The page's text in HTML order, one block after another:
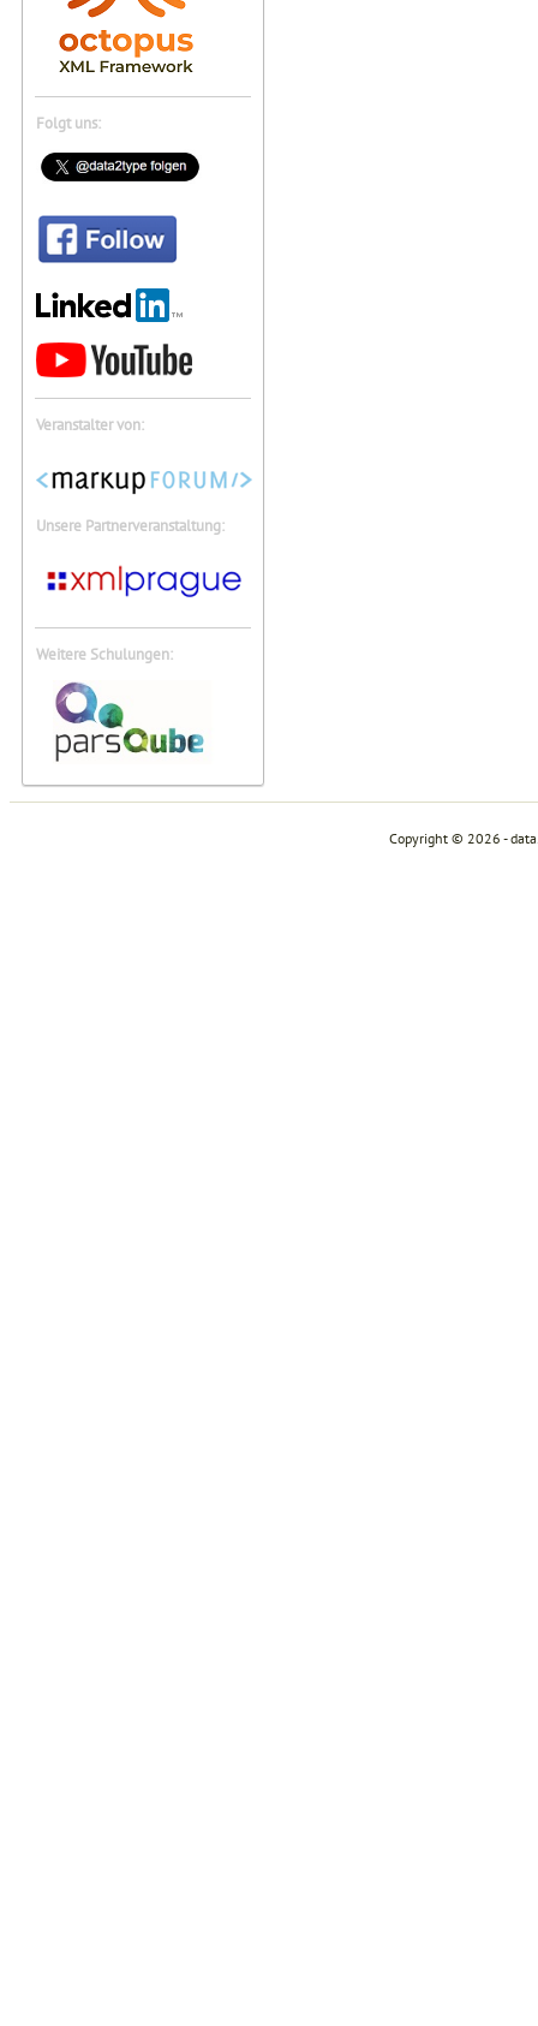
Folgt uns:
Veranstalter von:
Unsere Partnerveranstaltung:
Weitere Schulungen:
Copyright © 2026 -